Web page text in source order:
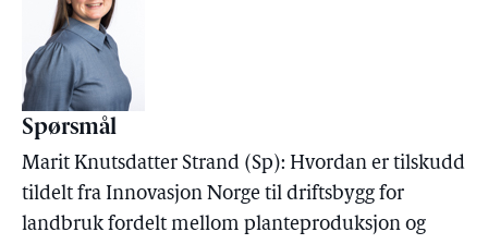
Spørsmål
Marit Knutsdatter Strand (Sp): Hvordan er tilskudd
tildelt fra Innovasjon Norge til driftsbygg for
landbruk fordelt mellom planteproduksjon og